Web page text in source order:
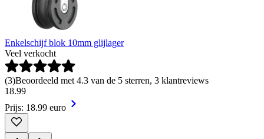
Enkelschijf blok 10mm glijlager
Veel verkocht
(3)Beoordeeld met 4.3 van de 5 sterren, 3 klantreviews
18.99
Prijs: 18.99 euro